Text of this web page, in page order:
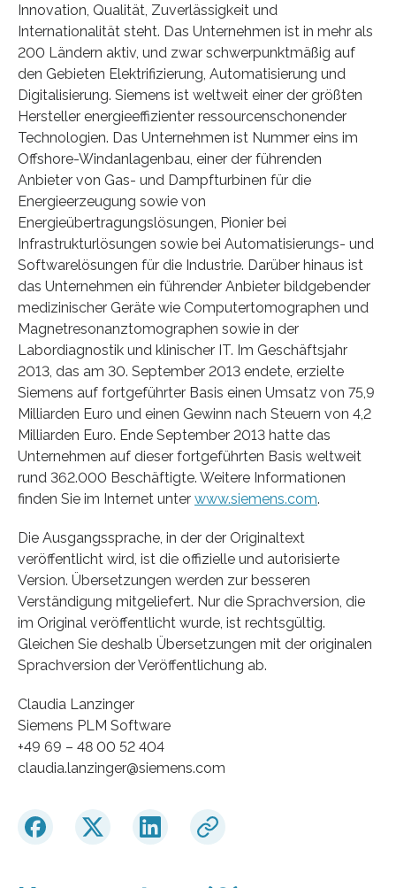
Innovation, Qualität, Zuverlässigkeit und
Internationalität steht. Das Unternehmen ist in mehr als
200 Ländern aktiv, und zwar schwerpunktmäßig auf
den Gebieten Elektrifizierung, Automatisierung und
Digitalisierung. Siemens ist weltweit einer der größten
Hersteller energieeffizienter ressourcenschonender
Technologien. Das Unternehmen ist Nummer eins im
Offshore-Windanlagenbau, einer der führenden
Anbieter von Gas- und Dampfturbinen für die
Energieerzeugung sowie von
Energieübertragungslösungen, Pionier bei
Infrastrukturlösungen sowie bei Automatisierungs- und
Softwarelösungen für die Industrie. Darüber hinaus ist
das Unternehmen ein führender Anbieter bildgebender
medizinischer Geräte wie Computertomographen und
Magnetresonanztomographen sowie in der
Labordiagnostik und klinischer IT. Im Geschäftsjahr
2013, das am 30. September 2013 endete, erzielte
Siemens auf fortgeführter Basis einen Umsatz von 75,9
Milliarden Euro und einen Gewinn nach Steuern von 4,2
Milliarden Euro. Ende September 2013 hatte das
Unternehmen auf dieser fortgeführten Basis weltweit
rund 362.000 Beschäftigte. Weitere Informationen
finden Sie im Internet unter www.siemens.com.
Die Ausgangssprache, in der der Originaltext
veröffentlicht wird, ist die offizielle und autorisierte
Version. Übersetzungen werden zur besseren
Verständigung mitgeliefert. Nur die Sprachversion, die
im Original veröffentlicht wurde, ist rechtsgültig.
Gleichen Sie deshalb Übersetzungen mit der originalen
Sprachversion der Veröffentlichung ab.
Claudia Lanzinger
Siemens PLM Software
+49 69 – 48 00 52 404
claudia.lanzinger@siemens.com